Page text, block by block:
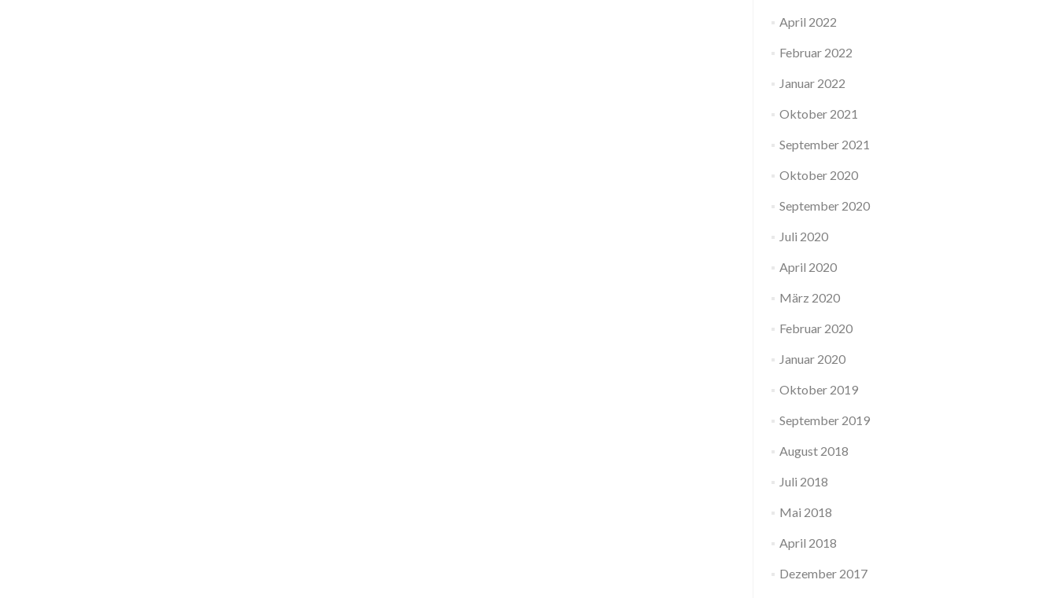
April 2022
Februar 2022
Januar 2022
Oktober 2021
September 2021
Oktober 2020
September 2020
Juli 2020
April 2020
März 2020
Februar 2020
Januar 2020
Oktober 2019
September 2019
August 2018
Juli 2018
Mai 2018
April 2018
Dezember 2017